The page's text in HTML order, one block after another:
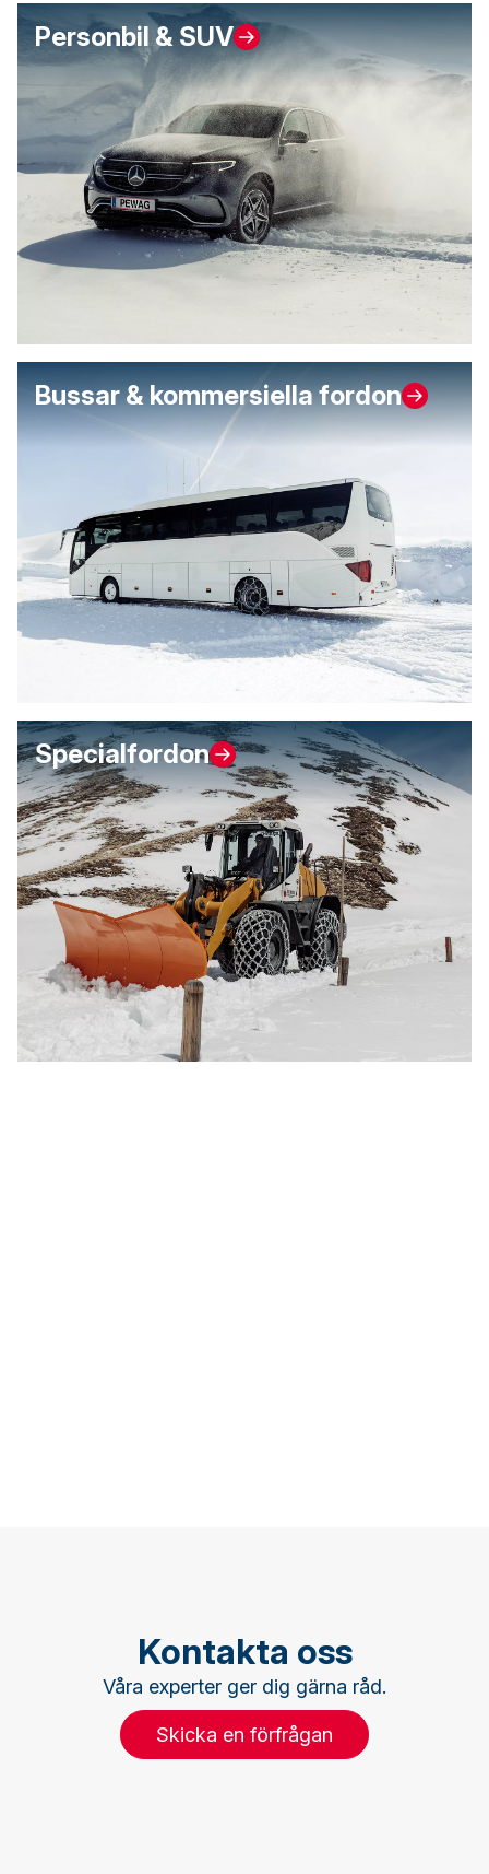
Personbil & SUV
Bussar & kommersiella fordon
Specialfordon
Kontakta oss
Våra experter ger dig gärna råd.
Skicka en förfrågan